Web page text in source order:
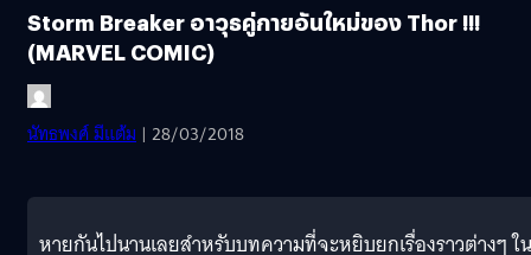
Storm Breaker อาวุธคู่กายอันใหม่ของ Thor !!!
(MARVEL COMIC)
นัทธพงศ์ มีแต้ม | 28/03/2018
หายกันไปนานเลยสำหรับบทความที่จะหยิบยกเรื่องราวต่างๆ ใน